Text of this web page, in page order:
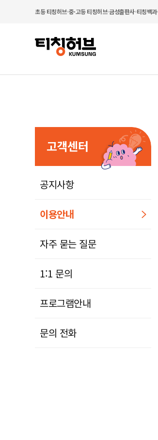
초등 티칭허브 중·고등 티칭허브 금성출판사 티칭백과
고객센터
공지사항
이용안내
자주 묻는 질문
1:1 문의
프로그램안내
문의 전화